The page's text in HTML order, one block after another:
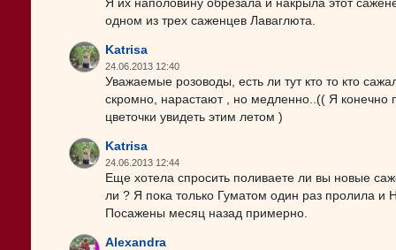
Я их наполовину обрезала и накрыла этот
одном из трех саженцев Лаваглюта.
Katrisa
24.06.2013 12:40
Уважаемые розоводы, есть ли тут кто то кто
скромно, нарастают , но медленно..(( Я конечно
цветочки увидеть этим летом )
Katrisa
24.06.2013 12:44
Еще хотела спросить поливаете ли вы новые
ли ? Я пока только Гуматом один раз пролила и
Посажены месяц назад примерно.
Alexandra